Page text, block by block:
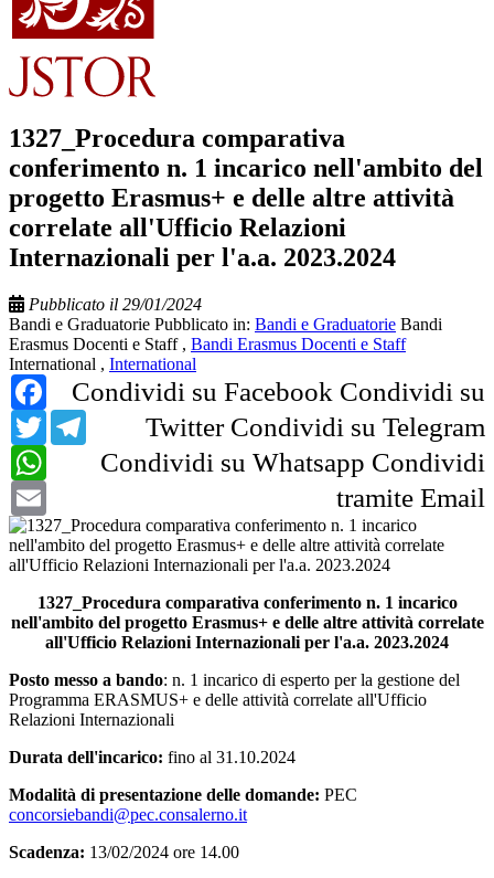
1327_Procedura comparativa
conferimento n. 1 incarico nell'ambito del
progetto Erasmus+ e delle altre attività
correlate all'Ufficio Relazioni
Internazionali per l'a.a. 2023.2024
Pubblicato il 29/01/2024
Bandi e Graduatorie Pubblicato in: Bandi e Graduatorie Bandi
Erasmus Docenti e Staff , Bandi Erasmus Docenti e Staff
International , International
Condividi su Facebook
Facebook
Condividi su
Twitter
Twitter Condividi su Telegram
Telegram
Condividi su Whatsapp
WhatsApp
Condividi
tramite Email
1327_Procedura comparativa conferimento n. 1 incarico
nell'ambito del progetto Erasmus+ e delle altre attività correlate
all'Ufficio Relazioni Internazionali per l'a.a. 2023.2024
Posto messo a bando: n. 1 incarico di esperto per la gestione del
Programma ERASMUS+ e delle attività correlate all'Ufficio
Relazioni Internazionali
Durata dell'incarico: fino al 31.10.2024
Modalità di presentazione delle domande: PEC
concorsiebandi@pec.consalerno.it
Scadenza: 13/02/2024 ore 14.00